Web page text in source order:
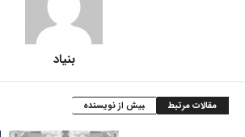
بنیاد
مقالات مرتبط بیش از نویسنده